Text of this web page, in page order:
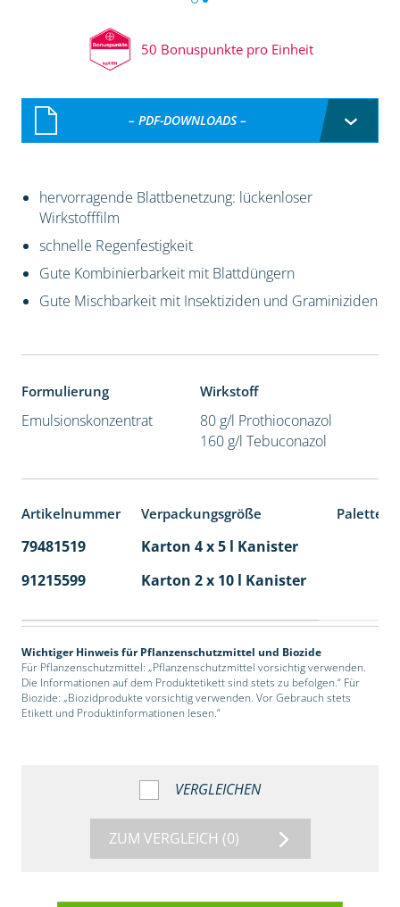
50 Bonuspunkte pro Einheit
– PDF-DOWNLOADS –
hervorragende Blattbenetzung: lückenloser
Wirkstofffilm
schnelle Regenfestigkeit
Gute Kombinierbarkeit mit Blattdüngern
Gute Mischbarkeit mit Insektiziden und Graminiziden
Formulierung
Emulsionskonzentrat
Wirkstoff
80 g/l Prothioconazol
160 g/l Tebuconazol
Artikelnummer Verpackungsgröße
79481519 Karton 4 x 5 l Kanister
91215599
Karton 2 x 10 l Kanister
Wichtiger Hinweis für Pflanzenschutzmittel und Biozide
Für Pflanzenschutzmittel: „Pflanzenschutzmittel vorsichtig verwenden.
Die Informationen auf dem Produktetikett sind stets zu befolgen.“ Für
Biozide: „Biozidprodukte vorsichtig verwenden. Vor Gebrauch stets
Etikett und Produktinformationen lesen.“
VERGLEICHEN
ZUM VERGLEICH (0)